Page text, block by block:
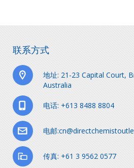
联系方式
地址: 21-23 Capital Court,
Australia
电话: +613 8488 8804
电邮
传真: +61 3 9562 0577